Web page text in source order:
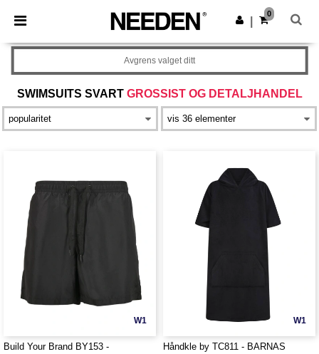
× Needen-app
Bedre priser i appen!
Last ned app
0
SWIMSUITS SVART GROSSIST OG DETALJHANDEL
Avgrens valget ditt
W1
Build Your Brand BY153 -
W1
Håndkle by TC811 - BARNAS